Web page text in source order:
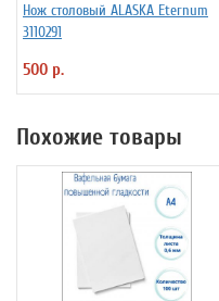
Нож столовый ALASKA Eternum
3110291
500 р.
Похожие товары